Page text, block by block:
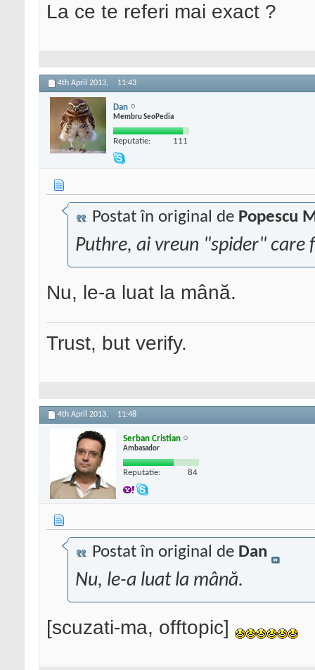
La ce te referi mai exact ?
4th April 2013, 11:43
Dan
Membru SeoPedia
Reputatie: 111
Postat în original de Popescu
Puthre, ai vreun "spider" care
Nu, le-a luat la mână.
Trust, but verify.
4th April 2013, 11:48
Serban Cristian
Ambasador
Reputatie: 84
Postat în original de Dan
Nu, le-a luat la mână.
[scuzati-ma, offtopic]